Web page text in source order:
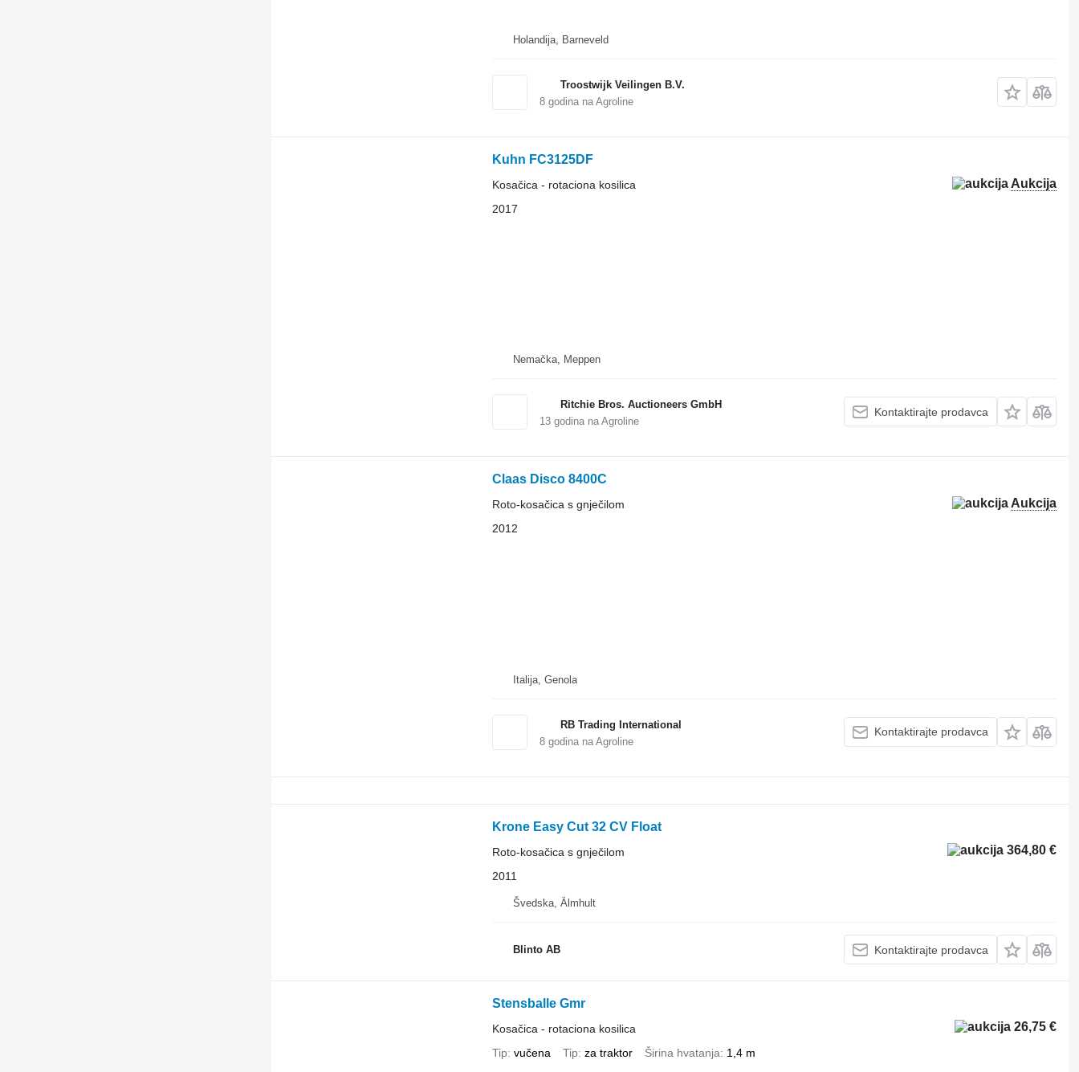
Holandija, Barneveld
Troostwijk Veilingen B.V.
8godina na Agroline
Kuhn FC3125DF
Aukcija
Kosačica - rotaciona kosilica
2017
Nemačka, Meppen
Ritchie Bros. Auctioneers GmbH
13godina na Agroline
Kontaktirajte prodavca
Claas Disco 8400C
Aukcija
Roto-kosačica s gnječilom
2012
Italija, Genola
RB Trading International
8godina na Agroline
Kontaktirajte prodavca
Krone Easy Cut 32 CV Float
364,80 €
Roto-kosačica s gnječilom
2011
Švedska, Älmhult
Blinto AB Kontaktirajte prodavca
Stensballe Gmr
26,75 €
Kosačica - rotaciona kosilica
Tip vučena Tip za traktor Širina hvatanja 1,4 m